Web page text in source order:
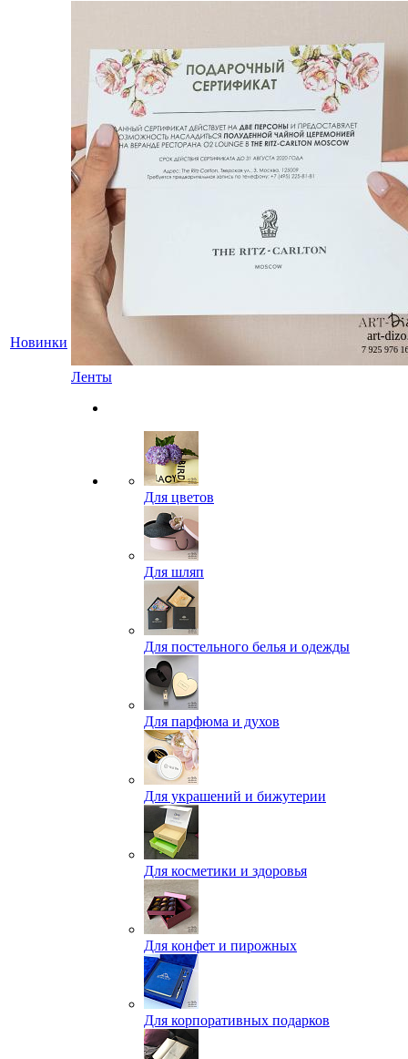
Новинки
Ленты
Для цветов
Для шляп
Для постельного белья и одежды
Для парфюма и духов
Для украшений и бижутерии
Для косметики и здоровья
Для конфет и пирожных
Для корпоративных подарков